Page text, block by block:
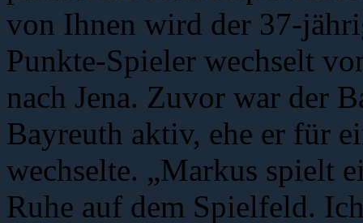
von Ihnen wird der 37-
Punkte-Spieler wechselt
nach Jena. Zuvor war der
Bayreuth aktiv, ehe er für
wechselte. „Markus spielt
Ruhe auf dem Spielfeld.